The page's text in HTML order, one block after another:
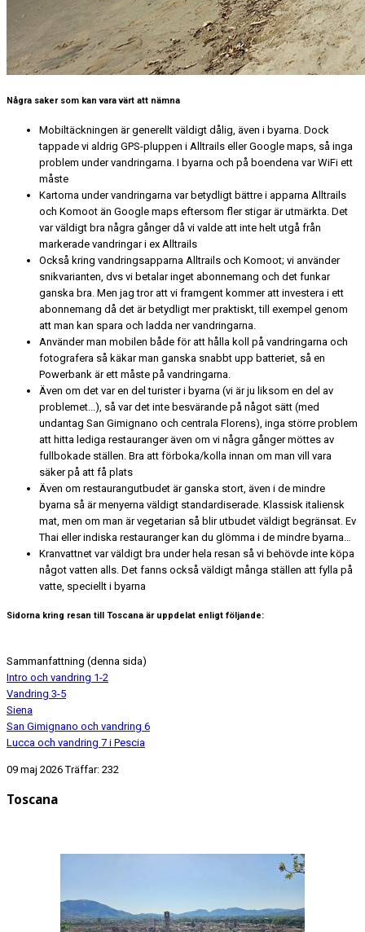
Några saker som kan vara värt att nämna
Mobiltäckningen är generellt väldigt dålig, även i byarna. Dock
tappade vi aldrig GPS-pluppen i Alltrails eller Google maps, så inga
problem under vandringarna. I byarna och på boendena var WiFi ett
måste
Kartorna under vandringarna var betydligt bättre i apparna Alltrails
och Komoot än Google maps eftersom fler stigar är utmärkta. Det
var väldigt bra några gånger då vi valde att inte helt utgå från
markerade vandringar i ex Alltrails
Också kring vandringsapparna Alltrails och Komoot; vi använder
snikvarianten, dvs vi betalar inget abonnemang och det funkar
ganska bra. Men jag tror att vi framgent kommer att investera i ett
abonnemang då det är betydligt mer praktiskt, till exempel genom
att man kan spara och ladda ner vandringarna.
Använder man mobilen både för att hålla koll på vandringarna och
fotografera så käkar man ganska snabbt upp batteriet, så en
Powerbank är ett måste på vandringarna.
Även om det var en del turister i byarna (vi är ju liksom en del av
problemet...), så var det inte besvärande på något sätt (med
undantag San Gimignano och centrala Florens), inga större problem
att hitta lediga restauranger även om vi några gånger möttes av
fullbokade ställen. Bra att förboka/kolla innan om man vill vara
säker på att få plats
Även om restaurangutbudet är ganska stort, även i de mindre
byarna så är menyerna väldigt standardiserade. Klassisk italiensk
mat, men om man är vegetarian så blir utbudet väldigt begränsat. Ev
Thai eller indiska restauranger kan du glömma i de mindre byarna…
Kranvattnet var väldigt bra under hela resan så vi behövde inte köpa
något vatten alls. Det fanns också väldigt många ställen att fylla på
vatte, speciellt i byarna
Sidorna kring resan till Toscana är uppdelat enligt följande:
Sammanfattning (denna sida)
Intro och vandring 1-2
Vandring 3-5
Siena
San Gimignano och vandring 6
Lucca och vandring 7 i Pescia
09 maj 2026Träffar: 232
Toscana